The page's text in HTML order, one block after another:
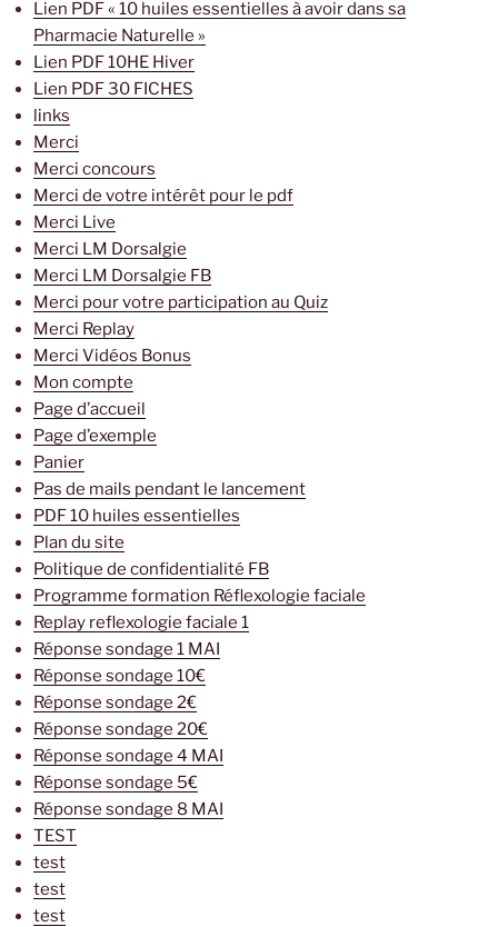
Lien PDF « 10 huiles essentielles à avoir dans sa
Pharmacie Naturelle »
Lien PDF 10HE Hiver
Lien PDF 30 FICHES
links
Merci
Merci concours
Merci de votre intérêt pour le pdf
Merci Live
Merci LM Dorsalgie
Merci LM Dorsalgie FB
Merci pour votre participation au Quiz
Merci Replay
Merci Vidéos Bonus
Mon compte
Page d’accueil
Page d’exemple
Panier
Pas de mails pendant le lancement
PDF 10 huiles essentielles
Plan du site
Politique de confidentialité FB
Programme formation Réflexologie faciale
Replay reflexologie faciale 1
Réponse sondage 1 MAI
Réponse sondage 10€
Réponse sondage 2€
Réponse sondage 20€
Réponse sondage 4 MAI
Réponse sondage 5€
Réponse sondage 8 MAI
TEST
test
test
test